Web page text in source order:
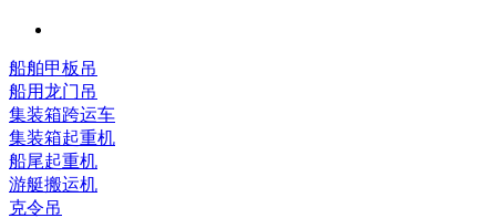
船舶甲板吊
船用龙门吊
集装箱跨运车
集装箱起重机
船尾起重机
游艇搬运机
克令吊